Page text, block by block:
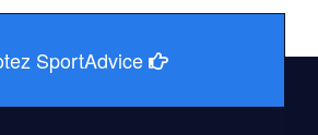
SportAdvice